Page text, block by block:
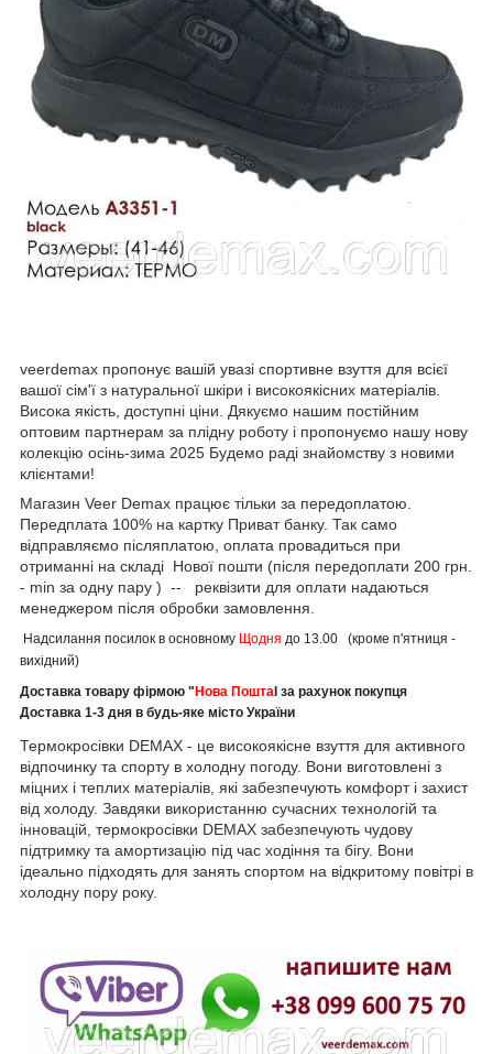
veerdemax пропонує вашій увазі спортивне взуття для всієї
вашої сім'ї з натуральної шкіри і високоякісних матеріалів.
Висока якість, доступні ціни. Дякуємо нашим постійним
оптовим партнерам за плідну роботу і пропонуємо нашу нову
колекцію осінь-зима 2025 Будемо раді знайомству з новими
клієнтами!
Магазин Veer Demax працює тільки за передоплатою.
Передплата 100% на картку Приват банку. Так само
відправляємо післяплатою, оплата провадиться при
отриманні на складі Нової пошти (після передоплати 200 грн.
- min за одну пару ) -- реквізити для оплати надаються
менеджером після обробки замовлення.
Надсилання посилок в основному Щодня до 13.00 (кроме п'ятниця -
вихідний)
Доставка товару фірмою "Нова ПоштаІ за рахунок покупця
Доставка 1-3 дня в будь-яке місто України
Термокросівки DEMAX - це високоякісне взуття для активного
відпочинку та спорту в холодну погоду. Вони виготовлені з
міцних і теплих матеріалів, які забезпечують комфорт і захист
від холоду. Завдяки використанню сучасних технологій та
інновацій, термокросівки DEMAX забезпечують чудову
підтримку та амортизацію під час ходіння та бігу. Вони
ідеально підходять для занять спортом на відкритому повітрі в
холодну пору року.